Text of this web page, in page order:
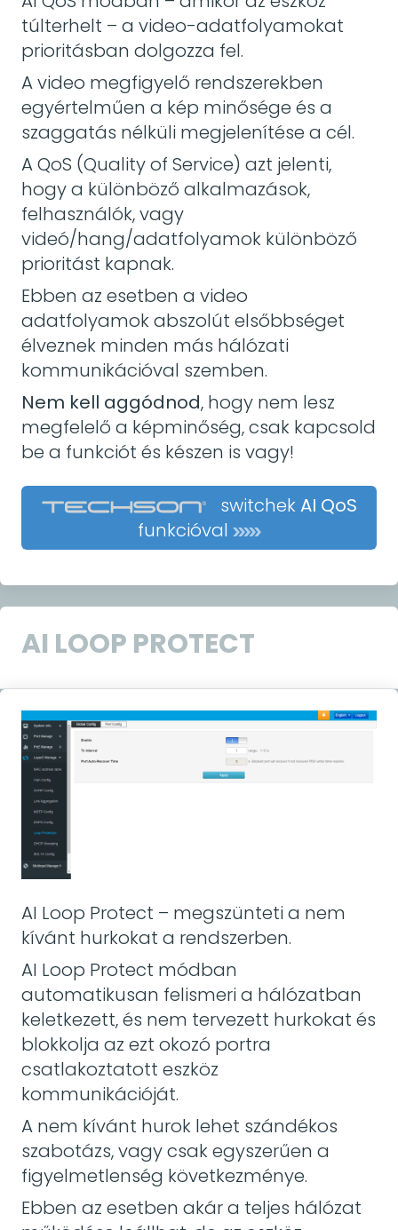
túlterhelt – a video-adatfolyamokat
prioritásban dolgozza fel.
A video megfigyelő rendszerekben
egyértelműen a kép minősége és a
szaggatás nélküli megjelenítése a cél.
A QoS (Quality of Service) azt jelenti,
hogy a különböző alkalmazások,
felhasználók, vagy
videó/hang/adatfolyamok különböző
prioritást kapnak.
Ebben az esetben a video
adatfolyamok abszolút elsőbbséget
élveznek minden más hálózati
kommunikációval szemben.
Nem kell aggódnod, hogy nem lesz
megfelelő a képminőség, csak kapcsold
be a funkciót és készen is vagy!
switchekAI QoS
funkcióval
AI LOOP PROTECT
AI Loop Protect – megszünteti a nem
kívánt hurkokat a rendszerben.
AI Loop Protect módban
automatikusan felismeri a hálózatban
keletkezett, és nem tervezett hurkokat és
blokkolja az ezt okozó portra
csatlakoztatott eszköz
kommunikációját.
A nem kívánt hurok lehet szándékos
szabotázs, vagy csak egyszerűen a
figyelmetlenség következménye.
Ebben az esetben akár a teljes hálózat